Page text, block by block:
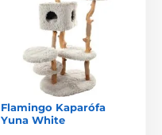
Flamingo Kaparófa
Yuna White